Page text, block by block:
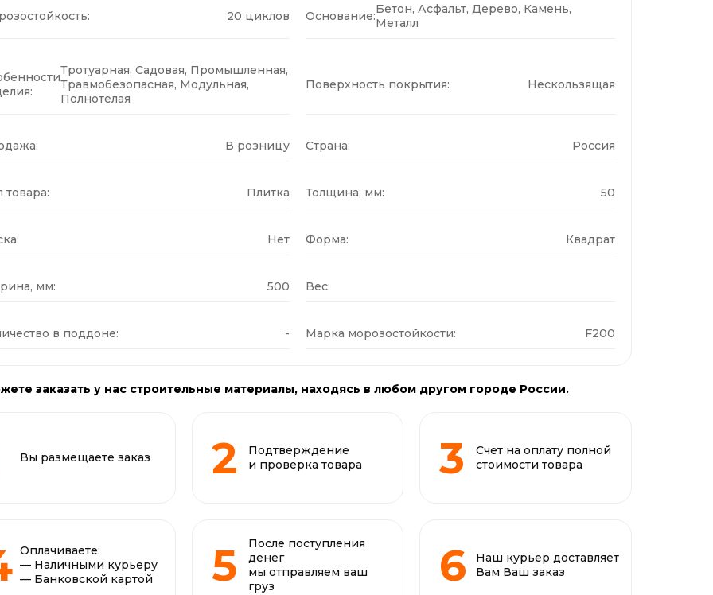
20 циклов Основание:Бетон, Асфальт, Дерево, Камень,
Металл
Тротуарная, Садовая, Промышленная,
Травмобезопасная, Модульная,
Полнотелая
Поверхность покрытия: Нескользящая
В розницу Страна: Россия
товара: Плитка Толщина, мм: 50
Нет Форма: Квадрат
мм: 500 Вес:
в поддоне: - Марка морозостойкости: F200
заказать у нас строительные материалы, находясь в любом другом городе России.
Вы размещаете заказ
Подтверждение
и проверка товара
Счет на оплату полной
стоимости товара
Оплачиваете:
— Наличными курьеру
— Банковской картой
После поступления
денег
мы отправляем ваш
груз
Наш курьер доставляет
Вам Ваш заказ